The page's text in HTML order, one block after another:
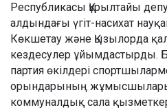
Республикасы Құрылтайы
алдындағы үгіт-насихат
Көкшетау және Қызылорда
кездесулер ұйымдастырды.
партия өкілдері
орындарының
коммуналдық сала